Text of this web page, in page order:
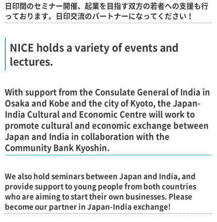
日印間のセミナー開催、起業を目指す双方の若者への支援も行
っております。日印交流のパートナーになってください！
NICE holds a variety of events and
lectures.
With support from the Consulate General of India in
Osaka and Kobe and the city of Kyoto, the Japan-
India Cultural and Economic Centre will work to
promote cultural and economic exchange between
Japan and India in collaboration with the
Community Bank Kyoshin.
We also hold seminars between Japan and India, and
provide support to young people from both countries
who are aiming to start their own businesses. Please
become our partner in Japan-India exchange!